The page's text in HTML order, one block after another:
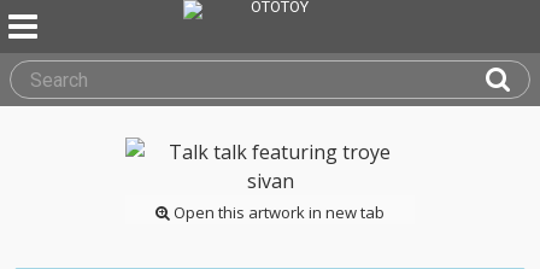
Open this artwork in new tab